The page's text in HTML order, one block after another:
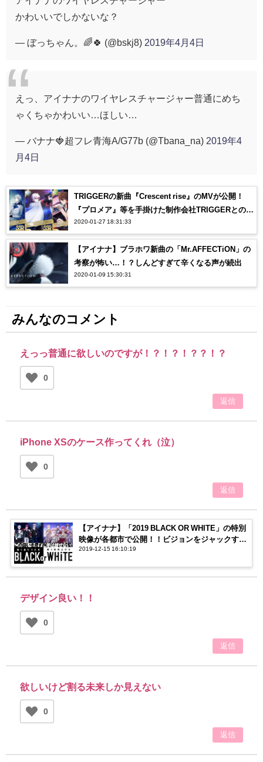
かわいいでしかないな？
— ぼっちゃん。🌈🍀 (@bskj8) 2019年4月4日
えっ、アイナナのワイヤレスチャージャー普通にめち
ゃくちゃかわいい…ほしい…
— バナナ🍓超フレ青海A/G77b (@Tbana_na) 2019年4
月4日
TRIGGERの新曲『Crescent rise』のMVが公開！
『プロメア』等を手掛けた制作会社TRIGGERとのコ
ラボにオタク感涙…【アイナナ】
2020-01-27 18:31:33
【アイナナ】ブラホワ新曲の「Mr.AFFECTiON」の
考察が怖い…！？しんどすぎて辛くなる声が続出
2020-01-09 15:30:31
みんなのコメント
えっっ普通に欲しいのですが！？！？！？？！？
0
返信
iPhone XSのケース作ってくれ（泣）
0
返信
【アイナナ】「2019 BLACK OR WHITE」の特別
映像が各都市で公開！！ビジョンをジャックする
メンバーに注目！
2019-12-15 16:10:19
デザイン良い！！
0
返信
欲しいけど割る未来しか見えない
0
返信